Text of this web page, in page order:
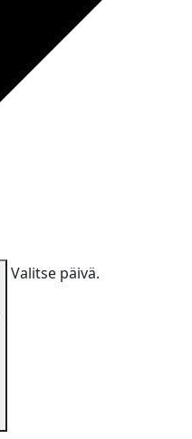
Valitse päivä.